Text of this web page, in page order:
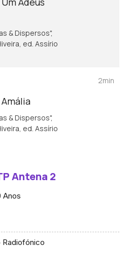
& Dispersos",
ed. Assírio
& Dispersos",
ed. Assírio
2min
Antena 2
Anos
Radiofónico